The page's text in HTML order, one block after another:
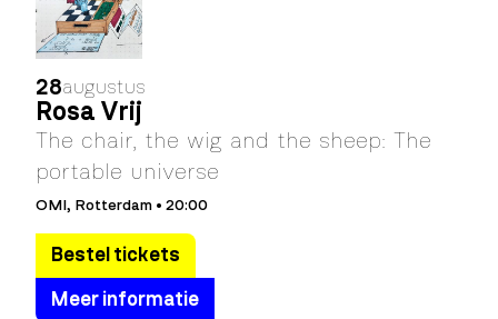
28augustus
Rosa Vrij
The chair, the wig and the sheep: The
portable universe
OMI, Rotterdam • 20:00
Bestel tickets
Meer informatie